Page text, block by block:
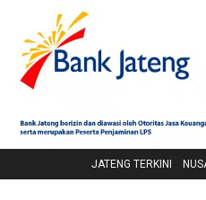
JATENG TERKINI